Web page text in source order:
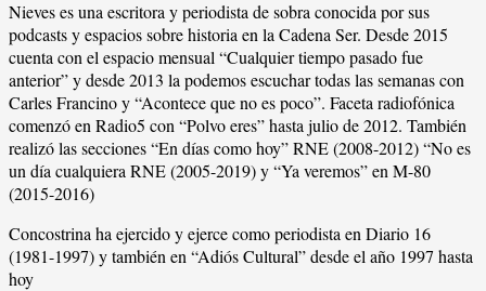
Nieves es una escritora y periodista de sobra conocida por sus
podcasts y espacios sobre historia en la Cadena Ser. Desde 2015
cuenta con el espacio mensual “Cualquier tiempo pasado fue
anterior” y desde 2013 la podemos escuchar todas las semanas con
Carles Francino y “Acontece que no es poco”. Faceta radiofónica
comenzó en Radio5 con “Polvo eres” hasta julio de 2012. También
realizó las secciones “En días como hoy” RNE (2008-2012) “No es
un día cualquiera RNE (2005-2019) y “Ya veremos” en M-80
(2015-2016)
Concostrina ha ejercido y ejerce como periodista en Diario 16
(1981-1997) y también en “Adiós Cultural” desde el año 1997 hasta
hoy